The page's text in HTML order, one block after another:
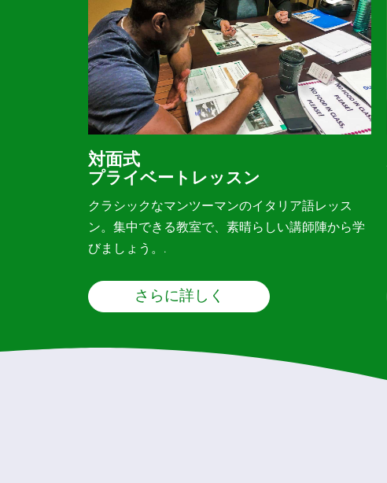
対面式
プライベートレッスン
クラシックなマンツーマンのイタリア語レッス
ン。集中できる教室で、素晴らしい講師陣から学
びましょう。.
さらに詳しく